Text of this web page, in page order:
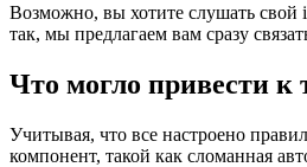
Возможно, вы хотите слушать свой
так, мы предлагаем вам сразу
Что могло привести к
Учитывая, что все настроено
компонент, такой как сломанная